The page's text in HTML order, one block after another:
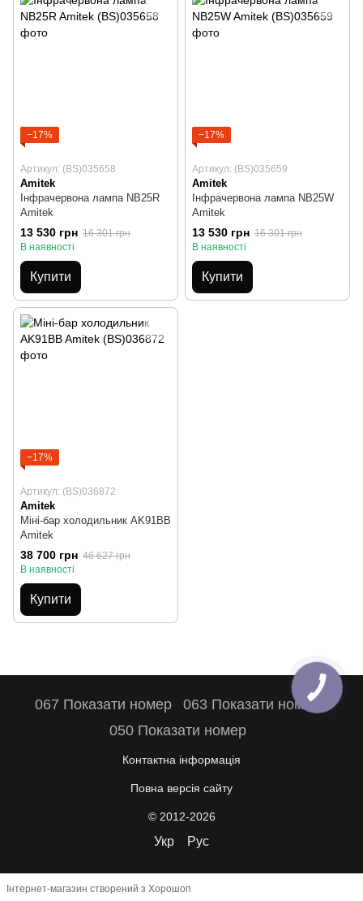
−17%
Артикул: (BS)035658
Amitek
Інфрачервона лампа NB25R
Amitek
13 530 грн 16 301 грн
В наявності
Купити
−17%
Артикул: (BS)035659
Amitek
Інфрачервона лампа NB25W
Amitek
13 530 грн 16 301 грн
В наявності
Купити
−17%
Артикул: (BS)036872
Amitek
Міні-бар холодильник AK91BB
Amitek
38 700 грн 46 627 грн
В наявності
Купити
067 Показати номер
063 Показати номер
050 Показати номер
Контактна інформація
Повна версія сайту
© 2012-2026
Укр Рус
Інтернет-магазин створений з Хорошоп